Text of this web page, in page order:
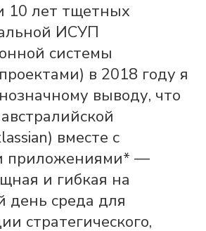
10 лет тщетных
ИСУП
системы
в 2018 году я
выводу, что
вместе с
приложениями* —
и гибкая на
день среда для
стратегического,